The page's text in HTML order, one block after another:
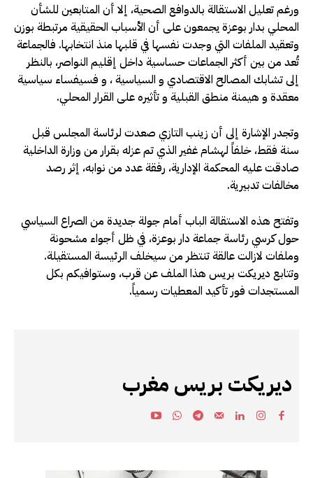
ورغم تعليل الاستقالة بالدوافع الصحية، إلا أن المتابعين للشأن
المحلي بدار بوعزة يجمعون على أن الأسباب الحقيقية مرتبطة بوزن
وتعقيد الملفات التي وجدت نفسها في قلبها منذ انتخابها. فالجماعة
تُعد من بين أكثر الجماعات حساسية داخل إقليم النواصر، بالنظر
إلى تشابك المصالح الاقتصادي و السياسية ، و فسيفساء سياسية
معقدة و هيمنة منطق القبلية و تأثيره على القرار المحلي.
وتجدر الإشارة إلى أن زينب التازي صعدت لرئاسة المجلس قبل
سنة فقط، خلفاً لهشام غفير الذي تم عزله بقرار من وزارة الداخلية
صادقت عليه المحكمة الإدارية، رفقة عدد من نوابه، إثر رصد
مخالفات تدبيرية.
وتفتح هذه الاستقالة الباب أمام جولة جديدة من الصراع السياسي
حول كرسي رئاسة جماعة دار بوعزة، في ظل أجواء مشحونة
وملفات لازالت عالقة تنتظر من سيخلف الرئيسة المستقيلة.
وتتابع ديريكت بريس هذا الملف عن قرب، وستوافيكم بكل
المستجدات فور تأكيد المعطيات رسمياً.
ديريكت بريس مغرب